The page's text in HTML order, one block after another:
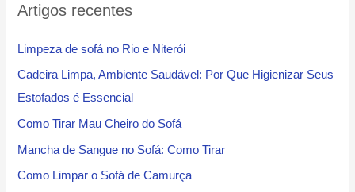
Artigos recentes
Limpeza de sofá no Rio e Niterói
Cadeira Limpa, Ambiente Saudável: Por Que Higienizar Seus
Estofados é Essencial
Como Tirar Mau Cheiro do Sofá
Mancha de Sangue no Sofá: Como Tirar
Como Limpar o Sofá de Camurça